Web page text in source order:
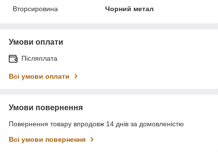
Вторсировина
Чорний метал
Умови оплати
Післяплата
Всі умови оплати
Умови повернення
Повернення товару впродовж 14 днів за домовленістю
Всі умови повернення